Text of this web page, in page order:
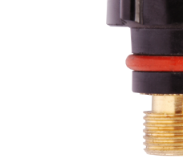
Оформление заказа